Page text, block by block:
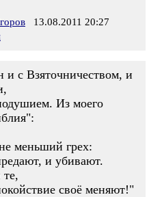
13.08.2011 20:27
и с Взяточничеством, и
Из моего
меньший грех:
и убивают.
своё меняют!"